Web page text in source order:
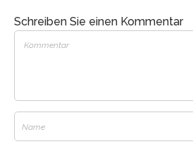
Schreiben Sie einen Kommentar